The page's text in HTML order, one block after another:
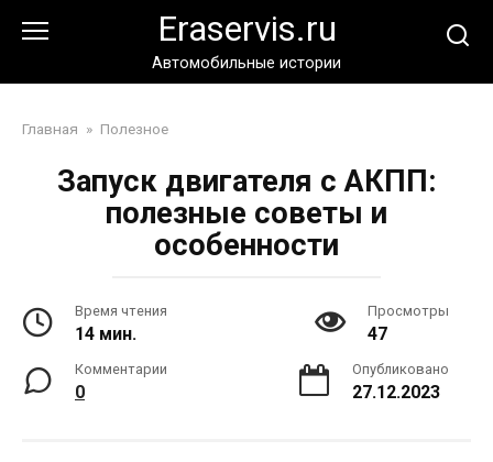
Eraservis.ru
Автомобильные истории
Главная » Полезное
Запуск двигателя с АКПП:
полезные советы и
особенности
Время чтения
14 мин.
Просмотры
47
Комментарии
0
Опубликовано
27.12.2023